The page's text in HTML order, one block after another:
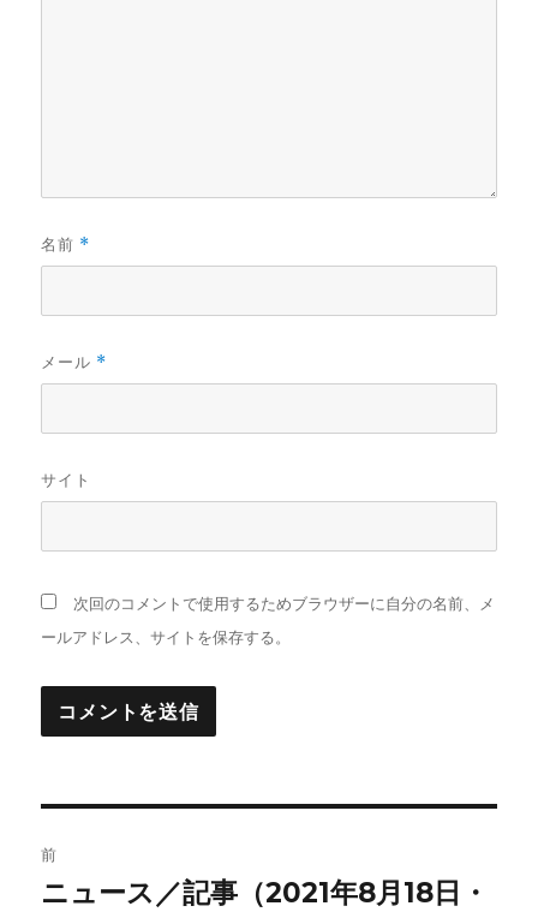
名前 *
メール *
サイト
次回のコメントで使用するためブラウザーに自分の名前、メ
ールアドレス、サイトを保存する。
稿
前
前
ニュース／記事（2021年8月18日・